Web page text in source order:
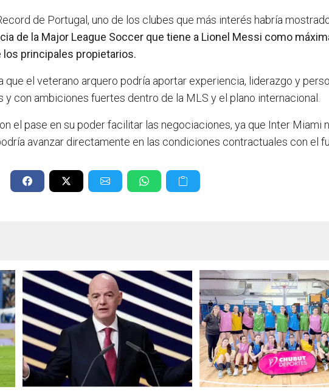
de Portugal, uno de los clubes que más interés habría
de la Major League Soccer que tiene a Lionel Messi como
los principales propietarios.
que el veterano arquero podría aportar experiencia, liderazgo y
y con ambiciones fuertes dentro de la MLS y el plano internacional.
el pase en su poder facilitar las negociaciones, ya que Inter Miami
avanzar directamente en las condiciones contractuales con el